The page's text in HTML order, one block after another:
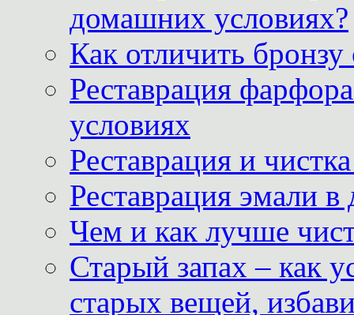
домашних условиях?
Как отличить
Реставрация
условиях
Реставрация и
Реставрация эмали
Чем и как лучше
Старый запах – как
старых вещей,